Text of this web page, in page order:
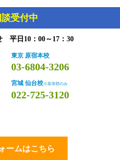
受付中
平日10：00～17：30
東京 原宿本校
03-6804-3206
宮城 仙台校※高等部のみ
022-725-3120
ームはこちら